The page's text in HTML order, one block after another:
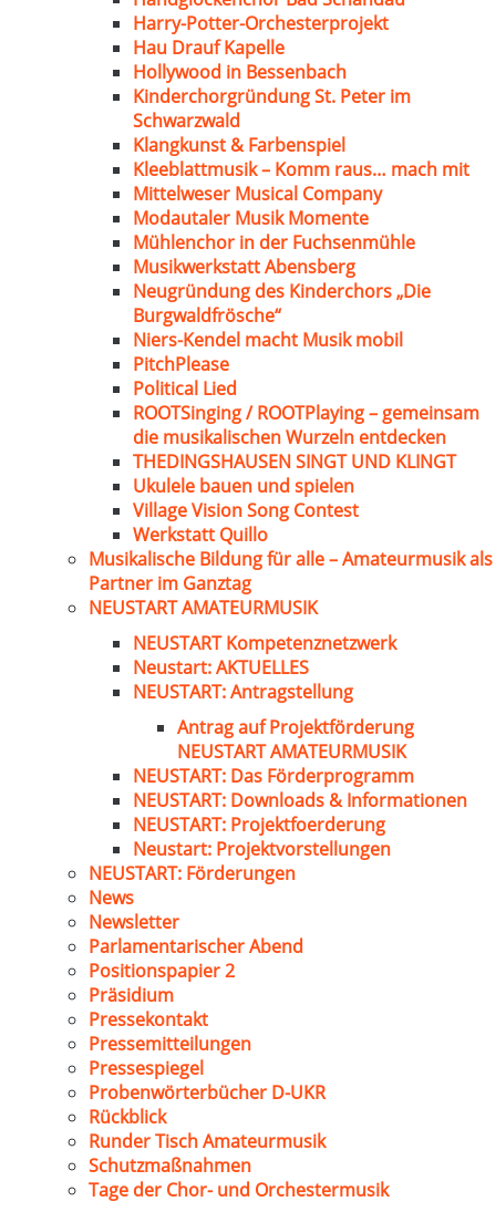
Harry-Potter-Orchesterprojekt
Hau Drauf Kapelle
Hollywood in Bessenbach
Kinderchorgründung St. Peter im
Schwarzwald
Klangkunst & Farbenspiel
Kleeblattmusik – Komm raus… mach mit
Mittelweser Musical Company
Modautaler Musik Momente
Mühlenchor in der Fuchsenmühle
Musikwerkstatt Abensberg
Neugründung des Kinderchors „Die
Burgwaldfrösche“
Niers-Kendel macht Musik mobil
PitchPlease
Political Lied
ROOTSinging / ROOTPlaying – gemeinsam
die musikalischen Wurzeln entdecken
THEDINGSHAUSEN SINGT UND KLINGT
Ukulele bauen und spielen
Village Vision Song Contest
Werkstatt Quillo
Musikalische Bildung für alle – Amateurmusik als
Partner im Ganztag
NEUSTART AMATEURMUSIK
NEUSTART Kompetenznetzwerk
Neustart: AKTUELLES
NEUSTART: Antragstellung
Antrag auf Projektförderung
NEUSTART AMATEURMUSIK
NEUSTART: Das Förderprogramm
NEUSTART: Downloads & Informationen
NEUSTART: Projektfoerderung
Neustart: Projektvorstellungen
NEUSTART: Förderungen
News
Newsletter
Parlamentarischer Abend
Positionspapier 2
Präsidium
Pressekontakt
Pressemitteilungen
Pressespiegel
Probenwörterbücher D-UKR
Rückblick
Runder Tisch Amateurmusik
Schutzmaßnahmen
Tage der Chor- und Orchestermusik